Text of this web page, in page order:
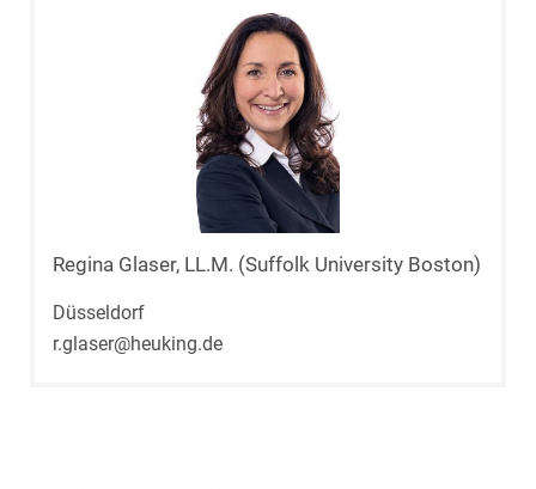
Regina Glaser, LL.M. (Suffolk University Boston)
Düsseldorf
r.glaser@heuking.de